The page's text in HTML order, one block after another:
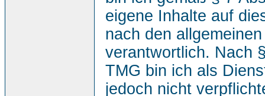
eigene Inhalte auf
nach den
verantwortlich. Nach
TMG bin ich als
jedoch nicht